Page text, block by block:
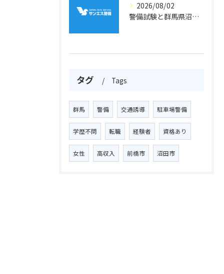
2026/08/02
警備試験と群馬県沼田市利根町二本松で資格取得と配置路線を徹底解説
タグ Tags
群馬 警備 交通誘導 駐車場警備
学歴不問 転職 経験者 資格あり
女性 高収入 前橋市 沼田市